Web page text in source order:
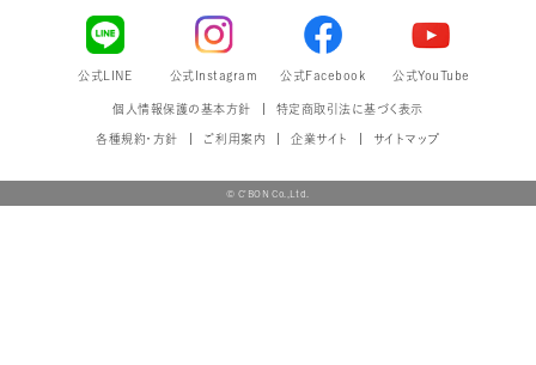
公式LINE 公式Instagram 公式Facebook 公式YouTube
個人情報保護の基本方針 特定商取引法に基づく表示
各種規約・方針 ご利用案内 企業サイト サイトマップ
© C'BON Co.,Ltd.